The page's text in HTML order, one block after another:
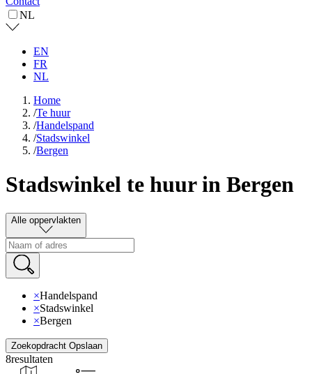
NL
EN
FR
NL
Home
/Te huur
/Handelspand
/Stadswinkel
/Bergen
Stadswinkel te huur in Bergen
Alle oppervlakten
×Handelspand
×Stadswinkel
×Bergen
Zoekopdracht Opslaan
8resultaten